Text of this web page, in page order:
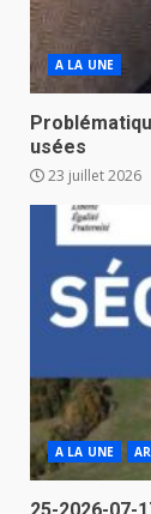
A LA UNE
usées
23 juillet 2026
A LA UNE